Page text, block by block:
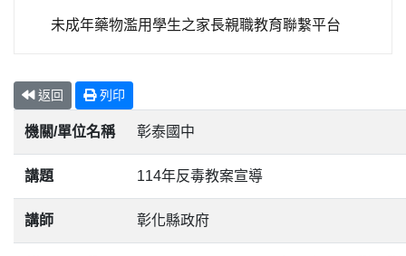
未成年藥物濫用學生之家長親職教育聯繫平台
返回 列印
機關/單位名稱 彰泰國中
講題 114年反毒教案宣導
講師 彰化縣政府